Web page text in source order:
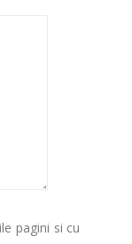
pagini si cu